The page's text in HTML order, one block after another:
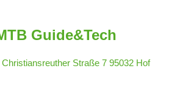
Guide&Tech